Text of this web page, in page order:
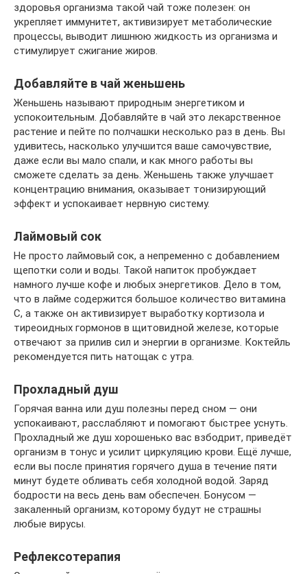
здоровья организма такой чай тоже полезен: он
укрепляет иммунитет, активизирует метаболические
процессы, выводит лишнюю жидкость из организма и
стимулирует сжигание жиров.
Добавляйте в чай женьшень
Женьшень называют природным энергетиком и
успокоительным. Добавляйте в чай это лекарственное
растение и пейте по полчашки несколько раз в день. Вы
удивитесь, насколько улучшится ваше самочувствие,
даже если вы мало спали, и как много работы вы
сможете сделать за день. Женьшень также улучшает
концентрацию внимания, оказывает тонизирующий
эффект и успокаивает нервную систему.
Лаймовый сок
Не просто лаймовый сок, а непременно с добавлением
щепотки соли и воды. Такой напиток пробуждает
намного лучше кофе и любых энергетиков. Дело в том,
что в лайме содержится большое количество витамина
С, а также он активизирует выработку кортизола и
тиреоидных гормонов в щитовидной железе, которые
отвечают за прилив сил и энергии в организме. Коктейль
рекомендуется пить натощак с утра.
Прохладный душ
Горячая ванна или душ полезны перед сном — они
успокаивают, расслабляют и помогают быстрее уснуть.
Прохладный же душ хорошенько вас взбодрит, приведёт
организм в тонус и усилит циркуляцию крови. Ещё лучше,
если вы после принятия горячего душа в течение пяти
минут будете обливать себя холодной водой. Заряд
бодрости на весь день вам обеспечен. Бонусом —
закаленный организм, которому будут не страшны
любые вирусы.
Рефлексотерапия